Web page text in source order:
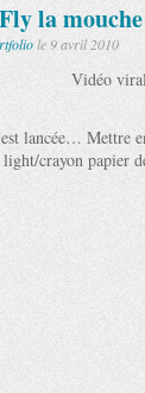
la
le 9 avril 2010
Vidéo
lancée… Mettre
crayon papier